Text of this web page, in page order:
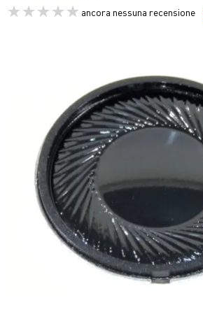
ancora nessuna recensione